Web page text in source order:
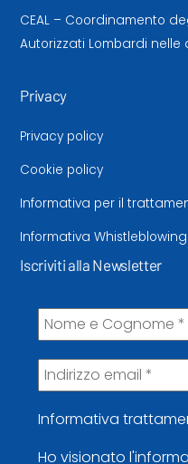
CEAL – Coordinamento
Autorizzati Lombardi nelle
Privacy
Privacy policy
Cookie policy
Informativa per il
Informativa Whistleblowing
Iscriviti alla Newsletter
Informativa
Ho visionato